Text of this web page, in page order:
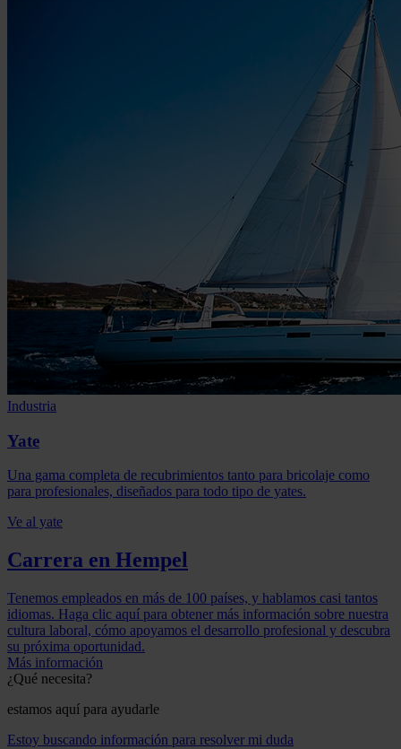
Industria
Yate
Una gama completa de recubrimientos tanto para bricolaje como
para profesionales, diseñados para todo tipo de yates.
Ve al yate
Carrera en Hempel
Tenemos empleados en más de 100 países, y hablamos casi tantos
idiomas. Haga clic aquí para obtener más información sobre nuestra
cultura laboral, cómo apoyamos el desarrollo profesional y descubra
su próxima oportunidad.
Más información
¿Qué necesita?
estamos aquí para ayudarle
Estoy buscando información para resolver mi duda